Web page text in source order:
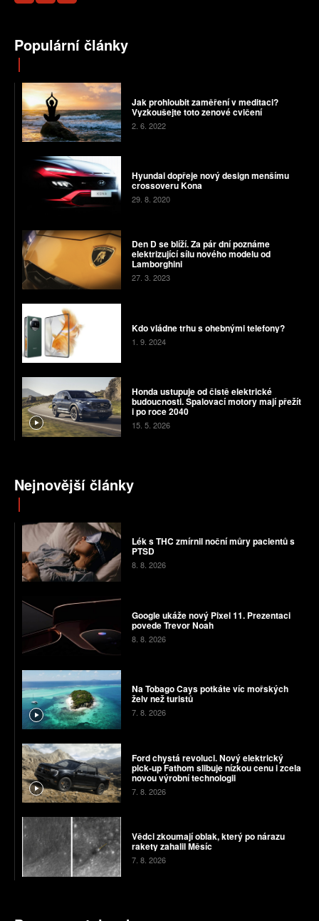
Populární články
Jak prohloubit zaměření v meditaci?
Vyzkoušejte toto zenové cvičení
2. 6. 2022
Hyundai dopřeje nový design menšímu
crossoveru Kona
29. 8. 2020
Den D se blíží. Za pár dní poznáme
elektrizující sílu nového modelu od
Lamborghini
27. 3. 2023
Kdo vládne trhu s ohebnými telefony?
1. 9. 2024
Honda ustupuje od čistě elektrické
budoucnosti. Spalovací motory mají přežít
i po roce 2040
15. 5. 2026
Nejnovější články
Lék s THC zmírnil noční můry pacientů s
PTSD
8. 8. 2026
Google ukáže nový Pixel 11. Prezentaci
povede Trevor Noah
8. 8. 2026
Na Tobago Cays potkáte víc mořských
želv než turistů
7. 8. 2026
Ford chystá revoluci. Nový elektrický
pick-up Fathom slibuje nízkou cenu i zcela
novou výrobní technologii
7. 8. 2026
Vědci zkoumají oblak, který po nárazu
rakety zahalil Měsíc
7. 8. 2026